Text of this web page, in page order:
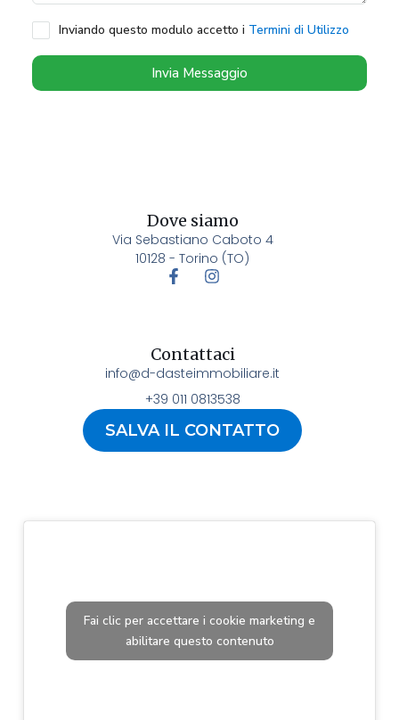
Inviando questo modulo accetto i Termini di Utilizzo
Invia Messaggio
Dove siamo
Via Sebastiano Caboto 4
10128 - Torino (TO)
Contattaci
info@d-dasteimmobiliare.it
+39 011 0813538
SALVA IL CONTATTO
Fai clic per accettare i cookie marketing e
abilitare questo contenuto